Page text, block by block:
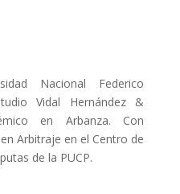
Nacional Federico
Vidal Hernández &
en Arbanza. Con
Arbitraje en el Centro de
de la PUCP.